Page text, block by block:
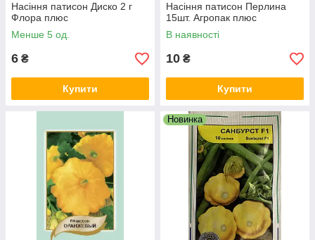
Насіння патисон Диско 2 г
Флора плюс
Менше 5 од.
6 ₴
Купити
Насіння патисон Перлина
15шт. Агропак плюс
В наявності
10 ₴
Купити
Новинка